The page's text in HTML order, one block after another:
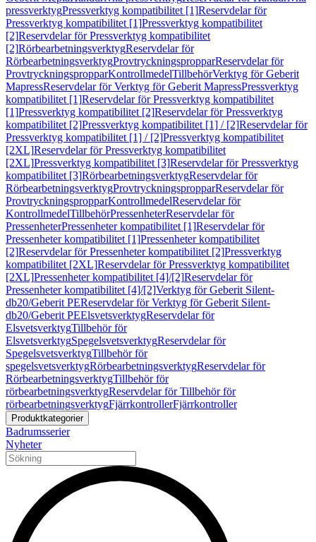
pressverktygPressverktyg kompatibilitet [1]Reservdelar för
Pressverktyg kompatibilitet [1]Pressverktyg kompatibilitet
[2]Reservdelar för Pressverktyg kompatibilitet
[2]RörbearbetningsverktygReservdelar för
RörbearbetningsverktygProvtryckningspropparReservdelar för
ProvtryckningspropparKontrollmedelTillbehörVerktyg för Geberit
MapressReservdelar för Verktyg för Geberit MapressPressverktyg
kompatibilitet [1]Reservdelar för Pressverktyg kompatibilitet
[1]Pressverktyg kompatibilitet [2]Reservdelar för Pressverktyg
kompatibilitet [2]Pressverktyg kompatibilitet [1] / [2]Reservdelar för
Pressverktyg kompatibilitet [1] / [2]Pressverktyg kompatibilitet
[2XL]Reservdelar för Pressverktyg kompatibilitet
[2XL]Pressverktyg kompatibilitet [3]Reservdelar för Pressverktyg
kompatibilitet [3]RörbearbetningsverktygReservdelar för
RörbearbetningsverktygProvtryckningspropparReservdelar för
ProvtryckningspropparKontrollmedelReservdelar för
KontrollmedelTillbehörPressenheterReservdelar för
PressenheterPressenheter kompatibilitet [1]Reservdelar för
Pressenheter kompatibilitet [1]Pressenheter kompatibilitet
[2]Reservdelar för Pressenheter kompatibilitet [2]Pressverktyg
kompatibilitet [2XL]Reservdelar för Pressverktyg kompatibilitet
[2XL]Pressenheter kompatibilitet [4]/[2]Reservdelar för
Pressenheter kompatibilitet [4]/[2]Verktyg för Geberit Silent-
db20/Geberit PEReservdelar för Verktyg för Geberit Silent-
db20/Geberit PEElsvetsverktygReservdelar för
ElsvetsverktygTillbehör för
ElsvetsverktygSpegelsvetsverktygReservdelar för
SpegelsvetsverktygTillbehör för
spegelsvetsverktygRörbearbetningsverktygReservdelar för
RörbearbetningsverktygTillbehör för
rörbearbetningsverktygReservdelar för Tillbehör för
rörbearbetningsverktygFjärrkontrollerFjärrkontroller
Produktkategorier
Badrumsserier
Nyheter